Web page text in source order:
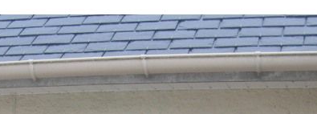
PERGOLAS & VÉRANDAS